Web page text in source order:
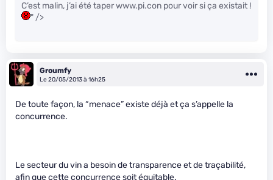
C’est malin, j’ai été taper www.pi.con pour voir si ça existait !
" />
Groumfy
Le 20/05/2013 à 16h25
De toute façon, la “menace” existe déjà et ça s’appelle la
concurrence.
Le secteur du vin a besoin de transparence et de traçabilité,
afin que cette concurrence soit équitable.